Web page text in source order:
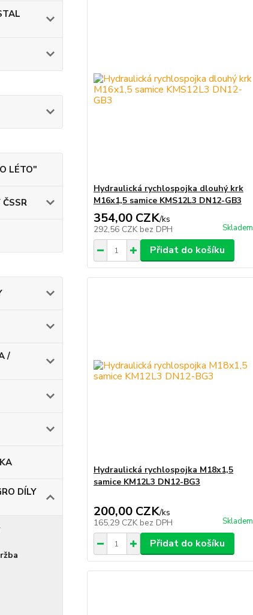
LÉTO"
/
DÍLY
Hydraulická rychlospojka dlouhý krk
M16x1,5 samice KMS12L3 DN12-GB3
354,00 CZK/ks
292,56 CZK bez DPH Skladem
Přidat do košíku
Hydraulická rychlospojka M18x1,5
samice KM12L3 DN12-BG3
200,00 CZK/ks
165,29 CZK bez DPH Skladem
Přidat do košíku